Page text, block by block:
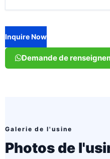
Inquire Now
Demande de
Galerie de l'usine
Photos de